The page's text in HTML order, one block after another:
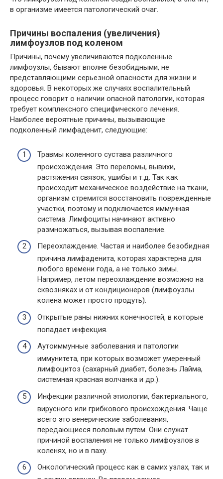
в организме имеется патологический очаг.
Причины воспаления (увеличения)
лимфоузлов под коленом
Причины, почему увеличиваются подколенные
лимфоузлы, бывают вполне безобидными, не
представляющими серьезной опасности для жизни и
здоровья. В некоторых же случаях воспалительный
процесс говорит о наличии опасной патологии, которая
требует комплексного специфического лечения.
Наиболее вероятные причины, вызывающие
подколенный лимфаденит, следующие:
Травмы коленного сустава различного
происхождения. Это переломы, вывихи,
растяжения связок, ушибы и т.д. Так как
происходит механическое воздействие на ткани,
организм стремится восстановить поврежденные
участки, поэтому и подключается иммунная
система. Лимфоциты начинают активно
размножаться, вызывая воспаление.
Переохлаждение. Частая и наиболее безобидная
причина лимфаденита, которая характерна для
любого времени года, а не только зимы.
Например, летом переохлаждение возможно на
сквозняках и от кондиционеров (лимфоузлы
колена может просто продуть).
Открытые раны нижних конечностей, в которые
попадает инфекция.
Аутоиммунные заболевания и патологии
иммунитета, при которых возможет умеренный
лимфоцитоз (сахарный диабет, болезнь Лайма,
системная красная волчанка и др.).
Инфекции различной этиологии, бактериального,
вирусного или грибкового происхождения. Чаще
всего это венерические заболевания,
передающиеся половым путем. Они служат
причиной воспаления не только лимфоузлов в
коленях, но и в паху.
Онкологический процесс как в самих узлах, так и